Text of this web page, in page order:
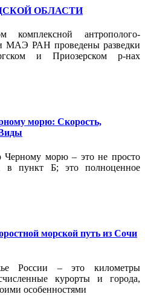
ОБЛАСТИ
комплексной антрополого-
МАЭ РАН проведены разведки
и Приозерском р-нах
морю: Скорость,
Черному морю – это не просто
в пункт Б; это полноценное
морской путь из Сочи
России – это километры
курорты и города,
особенностями